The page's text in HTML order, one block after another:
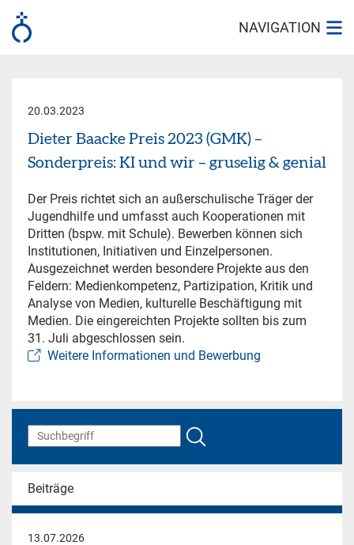
NAVIGATION
20.03.2023
Dieter Baacke Preis 2023 (GMK) –
Sonderpreis: KI und wir – gruselig & genial
Der Preis richtet sich an außerschulische Träger der
Jugendhilfe und umfasst auch Kooperationen mit
Dritten (bspw. mit Schule). Bewerben können sich
Institutionen, Initiativen und Einzelpersonen.
Ausgezeichnet werden besondere Projekte aus den
Feldern: Medienkompetenz, Partizipation, Kritik und
Analyse von Medien, kulturelle Beschäftigung mit
Medien. Die eingereichten Projekte sollten bis zum
31. Juli abgeschlossen sein.
Weitere Informationen und Bewerbung
Beiträge
13.07.2026